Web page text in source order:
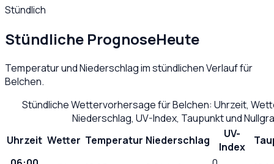
Stündlich
Stündliche PrognoseHeute
Temperatur und Niederschlag im stündlichen Verlauf für
Belchen.
Stündliche Wettervorhersage fürBelchen: Uhrzeit,
Niederschlag, UV-Index, Taupunkt und
Uhrzeit Wetter Temperatur Niederschlag
UV-
Index